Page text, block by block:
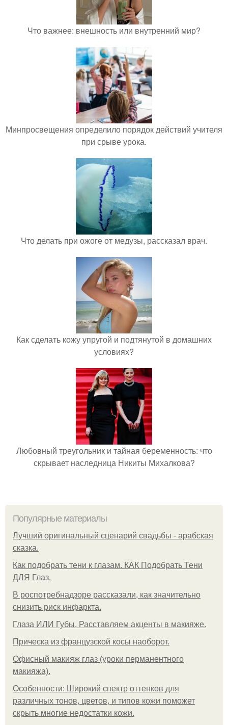
Что важнее: внешность или внутренний мир?
Минпросвещения определило порядок действий учителя
при срыве урока.
Что делать при ожоге от медузы, рассказал врач.
Как сделать кожу упругой и подтянутой в домашних
условиях?
Любовный треугольник и тайная беременность: что
скрывает наследница Никиты Михалкова?
Популярные материалы
Лучший оригинальный сценарий свадьбы - арабская
сказка.
Как подобрать тени к глазам. КАК Подобрать Тени
ДЛЯ Глаз.
В роспотребнадзоре рассказали, как значительно
снизить риск инфаркта.
Глаза ИЛИ Губы. Расставляем акценты в макияже.
Прическа из французской косы наоборот.
Офисный макияж глаз (уроки перманентного
макияжа).
Особенности: Широкий спектр оттенков для
различных тонов, цветов, и типов кожи поможет
скрыть многие недостатки кожи.